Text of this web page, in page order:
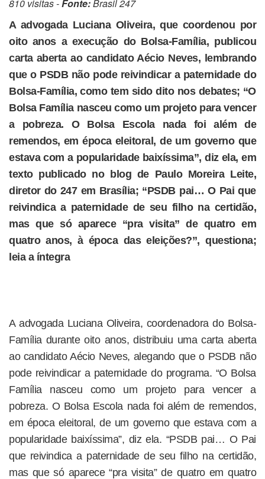
810 visitas -Fonte:Brasil 247
A advogada Luciana Oliveira, que coordenou por
oito anos a execução do Bolsa-Família, publicou
carta aberta ao candidato Aécio Neves, lembrando
que o PSDB não pode reivindicar a paternidade do
Bolsa-Família, como tem sido dito nos debates; “O
Bolsa Família nasceu como um projeto para vencer
a pobreza. O Bolsa Escola nada foi além de
remendos, em época eleitoral, de um governo que
estava com a popularidade baixíssima”, diz ela, em
texto publicado no blog de Paulo Moreira Leite,
diretor do 247 em Brasília; “PSDB pai… O Pai que
reivindica a paternidade de seu filho na certidão,
mas que só aparece “pra visita” de quatro em
quatro anos, à época das eleições?”, questiona;
leia a íntegra
A advogada Luciana Oliveira, coordenadora do Bolsa-
Família durante oito anos, distribuiu uma carta aberta
ao candidato Aécio Neves, alegando que o PSDB não
pode reivindicar a paternidade do programa. “O Bolsa
Família nasceu como um projeto para vencer a
pobreza. O Bolsa Escola nada foi além de remendos,
em época eleitoral, de um governo que estava com a
popularidade baixíssima”, diz ela. “PSDB pai… O Pai
que reivindica a paternidade de seu filho na certidão,
mas que só aparece “pra visita” de quatro em quatro